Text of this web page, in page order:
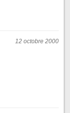
12 octobre 2000